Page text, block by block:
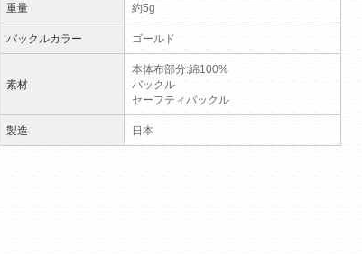
重量 約5g
バックルカラー ゴールド
素材
本体布部分:綿100%
バックル
セーフティバックル
製造 日本